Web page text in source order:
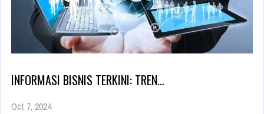
INFORMASI BISNIS TERKINI: TREN…
Oct 7, 2024